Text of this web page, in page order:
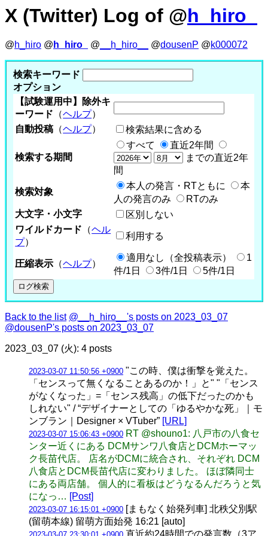
X (Twitter) Log of @h_hiro_
@h_hiro @ h_hiro_ @ __h_hiro__ @dousenP @k000072
検索キーワード
オプション
【試験運用中】除外キ
ーワード （ヘルプ）
自動投稿 （ヘルプ） 検索結果に含める
検索する期間
すべて
直近2年間
までの直近2年
間
検索対象
本人の発言・RTともに
本
人の発言のみ
RTのみ
大文字・小文字
区別しない
ワイルドカード （ヘル
プ）
利用する
圧縮表示 （ヘルプ）
適用なし（全投稿表示）
1
件/1日
3件/1日 5件/1日
Back to the list @__h_hiro__'s posts on 2023_03_07
@dousenP's posts on 2023_03_07
2023_03_07 (火): 4 posts
2023-03-07 11:50:56 +0900 "この時、僕は衝撃を覚えた。
「センスって無くなることあるのか！」と" "「センス
がなくなった」=「センス残高」の低下だったのかも
しれない" / “デザイナーとしての「ゆるやかな死」｜モ
ンブラン｜Designer × VTuber” [URL]
2023-03-07 15:06:43 +0900 RT @shouno1: 八戸市の八食セ
ンター近くにある DCMサンワ八食店とDCMホーマッ
ク長苗代店。 店名がDCMに統合され、それぞれ DCM
八食店とDCM長苗代店に変わりました。 ほぼ隣同士
にある両店舗。 個人的に看板はどうなるんだろうと気
になっ… [Post]
2023-03-07 16:15:01 +0900 [まもなく始発列車] 北秩父別駅
(留萌本線) 留萌方面始発 16:21 [auto]
直近約24時間での発言数（3ア